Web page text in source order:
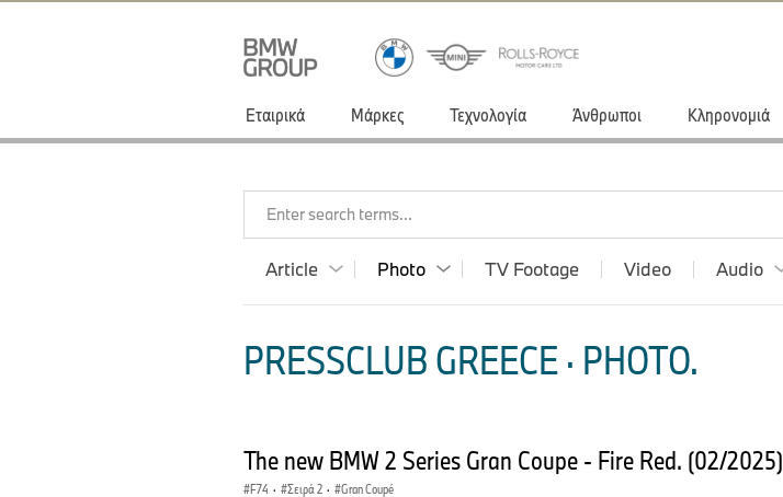
Εταιρικά Μάρκες Τεχνολογία Άνθρωποι Κληρονομιά
Enter search terms...
Article Photo TV Footage Video Audio
PRESSCLUB GREECE · PHOTO.
The new BMW 2 Series Gran Coupe - Fire Red. (02/2025)
F74 · Σειρά 2 · Gran Coupé